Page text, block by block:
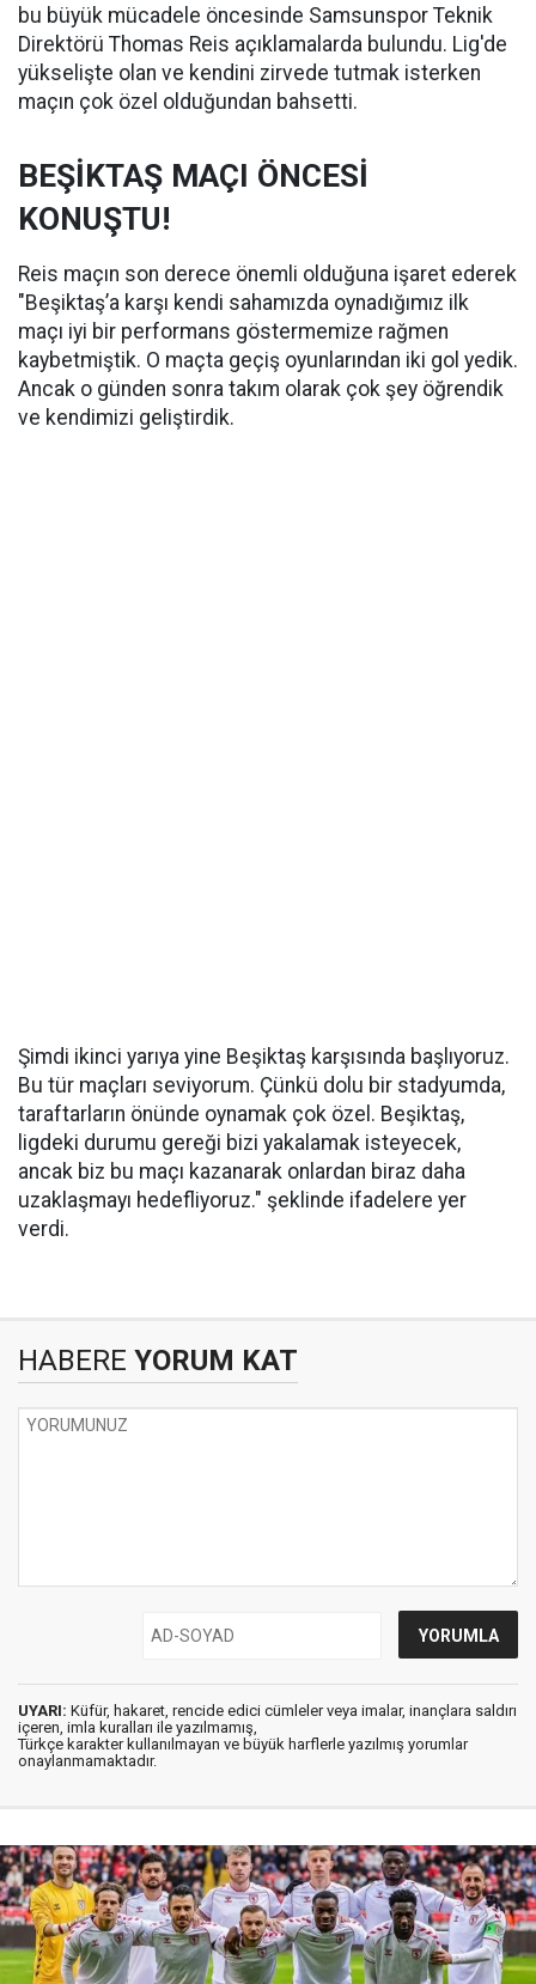
bu büyük mücadele öncesinde Samsunspor Teknik
Direktörü Thomas Reis açıklamalarda bulundu. Lig'de
yükselişte olan ve kendini zirvede tutmak isterken
maçın çok özel olduğundan bahsetti.
BEŞİKTAŞ MAÇI ÖNCESİ
KONUŞTU!
Reis maçın son derece önemli olduğuna işaret ederek
"Beşiktaş’a karşı kendi sahamızda oynadığımız ilk
maçı iyi bir performans göstermemize rağmen
kaybetmiştik. O maçta geçiş oyunlarından iki gol yedik.
Ancak o günden sonra takım olarak çok şey öğrendik
ve kendimizi geliştirdik.
Şimdi ikinci yarıya yine Beşiktaş karşısında başlıyoruz.
Bu tür maçları seviyorum. Çünkü dolu bir stadyumda,
taraftarların önünde oynamak çok özel. Beşiktaş,
ligdeki durumu gereği bizi yakalamak isteyecek,
ancak biz bu maçı kazanarak onlardan biraz daha
uzaklaşmayı hedefliyoruz." şeklinde ifadelere yer
verdi.
HABERE YORUM KAT
UYARI: Küfür, hakaret, rencide edici cümleler veya imalar, inançlara saldırı
içeren, imla kuralları ile yazılmamış,
Türkçe karakter kullanılmayan ve büyük harflerle yazılmış yorumlar
onaylanmamaktadır.